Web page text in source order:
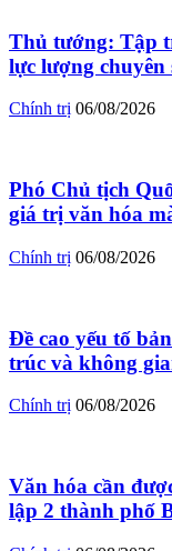
Thủ tướng: Tập
lực lượng chuyên
Chính trị 06/08/2026
Phó Chủ tịch
giá trị văn hóa
Chính trị 06/08/2026
Đề cao yếu tố
trúc và không
Chính trị 06/08/2026
Văn hóa cần
lập 2 thành phố